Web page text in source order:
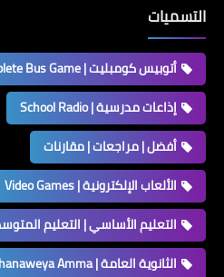
التسميات
أتوبيس كومبليت | Complete Bus Game
إذاعات مدرسية | School Radio
أفضل | مراجعات | مقارنات
الألعاب الإلكترونية | Video Games
التعليم الأساسي | التعليم
الثانوية العامة | Thanaweya Amma